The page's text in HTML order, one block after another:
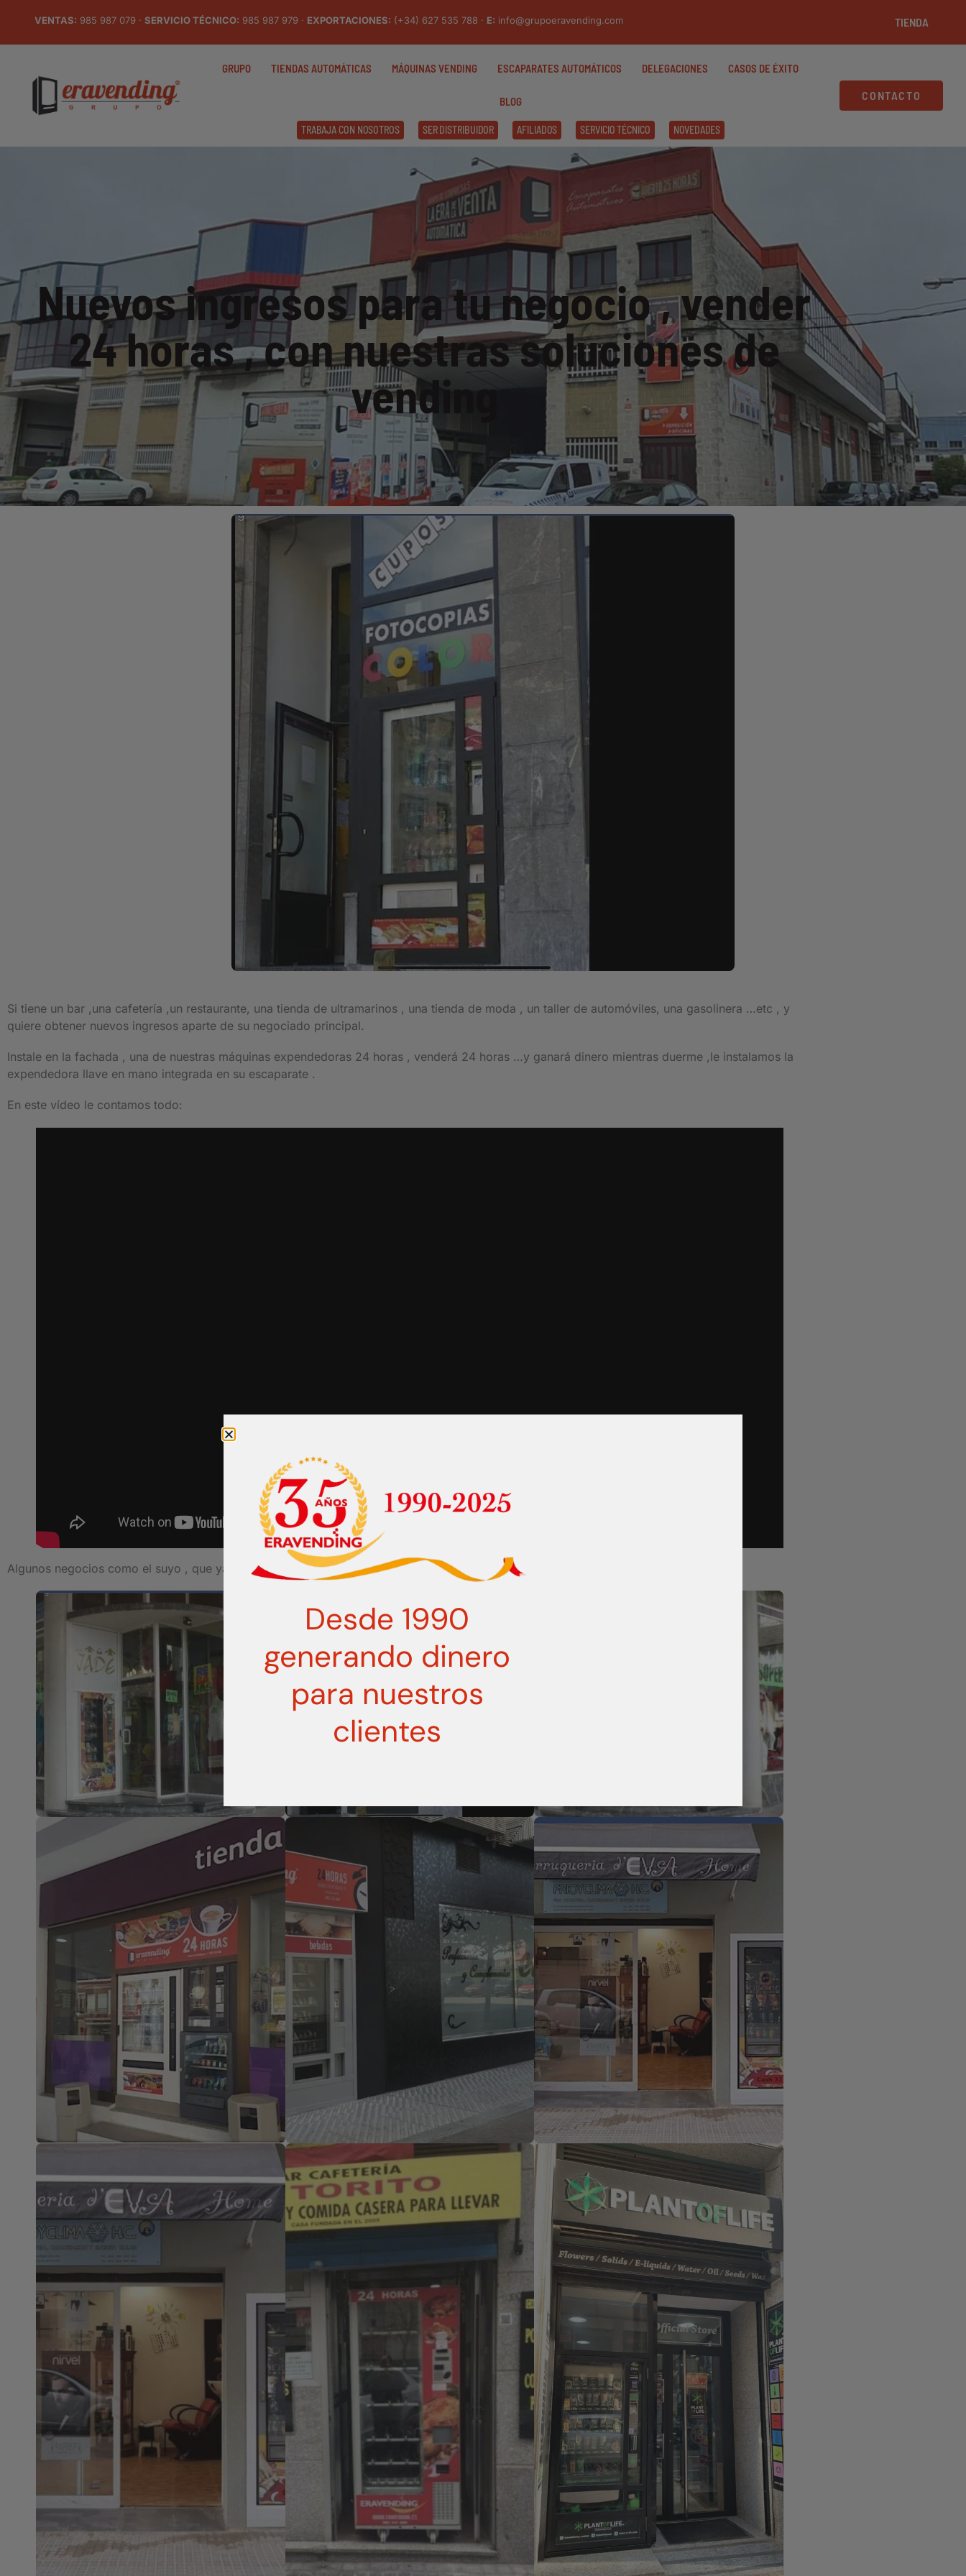
VENTAS: 985 987 079 · SERVICIO TÉCNICO: 985 987 979 · EXPORTACIONES: (+34) 627 535 788 · E: info@grupoeravending.com TIENDA
GRUPO TIENDAS AUTOMÁTICAS MÁQUINAS VENDING ESCAPARATES AUTOMÁTICOS DELEGACIONES CASOS DE ÉXITO
BLOG
TRABAJA CON NOSOTROS SER DISTRIBUIDOR AFILIADOS SERVICIO TÉCNICO NOVEDADES
CONTACTO
Nuevos ingresos para tu negocio , vender
24 horas , con nuestras soluciones de
vending
Si tiene un bar ,una cafetería ,un restaurante, una tienda de ultramarinos , una tienda de moda , un taller de automóviles, una gasolinera …etc , y
quiere obtener nuevos ingresos aparte de su negociado principal.
Instale en la fachada , una de nuestras máquinas expendedoras 24 horas , venderá 24 horas …y ganará dinero mientras duerme ,le instalamos la
expendedora llave en mano integrada en su escaparate .
En este vídeo le contamos todo:
Algunos negocios como el suyo , que ya venden 24 horas , llámenos e infórmese llamada gratuita 900 108 677.
Desde 1990
generando dinero
para nuestros
clientes